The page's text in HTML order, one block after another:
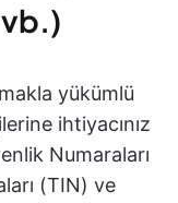
vb.)
yükümlü
ihtiyacınız
Numaraları
(TIN) ve